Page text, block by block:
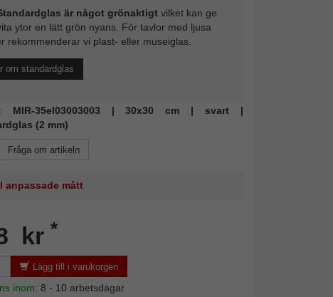
är något grönaktigtvilket kan ge
ytor en lätt grön nyans. För tavlor med ljusa
rekommenderar vi plast- eller museiglas.
om standardglas
MIR-35el03003003 | 30x30 cm | svart |
(2 mm)
Fråga om artikeln
anpassade mått
kr *
Lägg till i varukorgen
inom: 8 - 10 arbetsdagar